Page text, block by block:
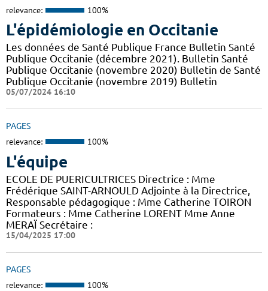
relevance: 100%
L'épidémiologie en Occitanie
Les données de Santé Publique France Bulletin Santé
Publique Occitanie (décembre 2021). Bulletin Santé
Publique Occitanie (novembre 2020) Bulletin de Santé
Publique Occitanie (novembre 2019) Bulletin
05/07/2024 16:10
PAGES
relevance: 100%
L'équipe
ECOLE DE PUERICULTRICES Directrice : Mme
Frédérique SAINT-ARNOULD Adjointe à la Directrice,
Responsable pédagogique : Mme Catherine TOIRON
Formateurs : Mme Catherine LORENT Mme Anne
MERAÏ Secrétaire :
15/04/2025 17:00
PAGES
relevance: 100%